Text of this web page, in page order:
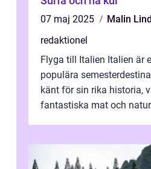
07 maj 2025
Malin
redaktionel
Flyga till Italien Italien är
populära
känt för sin rika historia,
fantastiska mat och